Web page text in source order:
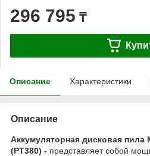
296 795 ₸
Описание Характеристики
Описание
Аккумуляторная дисковая пила
(PT380) - представляет собой